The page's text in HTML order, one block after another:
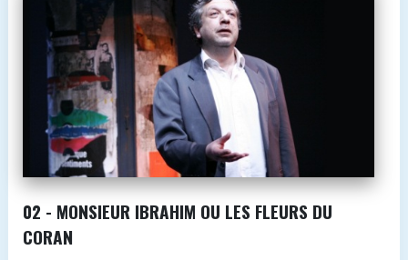
02 - MONSIEUR IBRAHIM OU LES FLEURS DU
CORAN